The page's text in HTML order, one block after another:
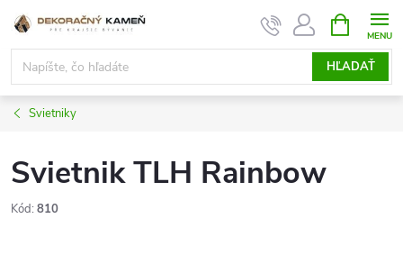
Prejsť
obsah
HĽADAŤ
KOŠÍK
Svietniky
Svietnik TLH Rainbow
Kód: 810